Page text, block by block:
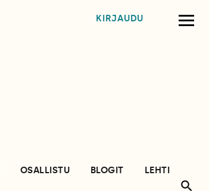
KIRJAUDU
OSALLISTU BLOGIT
LEHTI